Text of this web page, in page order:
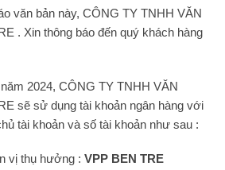
văn bản này, CÔNG TY TNHH VĂN
. Xin thông báo đến quý khách hàng
2024, CÔNG TY TNHH VĂN
sẽ sử dụng tài khoản ngân hàng với
tài khoản và số tài khoản như sau :
vị thụ hưởng : VPP BEN TRE